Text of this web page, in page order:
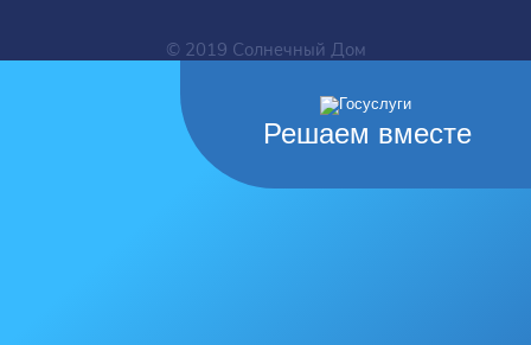
© 2019 Солнечный Дом
Решаем вместе